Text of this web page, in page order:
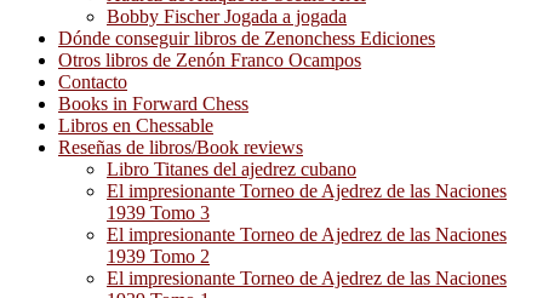
Bobby Fischer Jogada a jogada
Dónde conseguir libros de Zenonchess Ediciones
Otros libros de Zenón Franco Ocampos
Contacto
Books in Forward Chess
Libros en Chessable
Reseñas de libros/Book reviews
Libro Titanes del ajedrez cubano
El impresionante Torneo de Ajedrez de las Naciones
1939 Tomo 3
El impresionante Torneo de Ajedrez de las Naciones
1939 Tomo 2
El impresionante Torneo de Ajedrez de las Naciones